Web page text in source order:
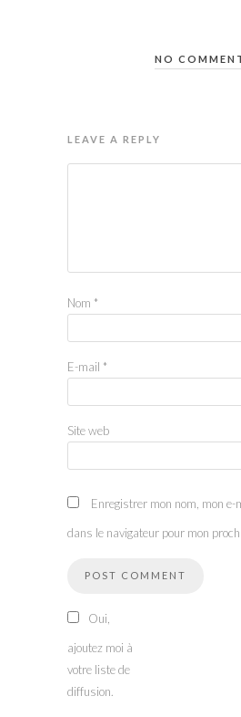
NO
LEAVE A REPLY
Nom *
E-mail *
Site web
Enregistrer mon nom, mon e-
dans le navigateur pour mon
Oui,
ajoutez moi à
votre liste de
diffusion.